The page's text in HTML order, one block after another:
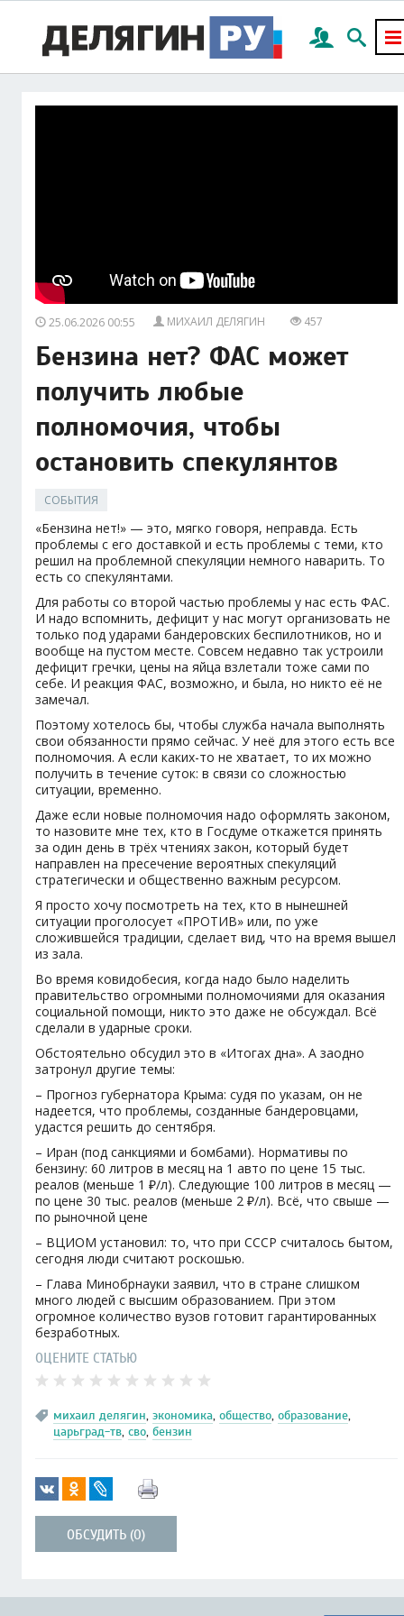
25.06.2026 00:55 МИХАИЛ ДЕЛЯГИН 457
Бензина нет? ФАС может
получить любые
полномочия, чтобы
остановить спекулянтов
СОБЫТИЯ
«Бензина нет!» — это, мягко говоря, неправда. Есть
проблемы с его доставкой и есть проблемы с теми, кто
решил на проблемной спекуляции немного наварить. То
есть со спекулянтами.
Для работы со второй частью проблемы у нас есть ФАС.
И надо вспомнить, дефицит у нас могут организовать не
только под ударами бандеровских беспилотников, но и
вообще на пустом месте. Совсем недавно так устроили
дефицит гречки, цены на яйца взлетали тоже сами по
себе. И реакция ФАС, возможно, и была, но никто её не
замечал.
Поэтому хотелось бы, чтобы служба начала выполнять
свои обязанности прямо сейчас. У неё для этого есть все
полномочия. А если каких-то не хватает, то их можно
получить в течение суток: в связи со сложностью
ситуации, временно.
Даже если новые полномочия надо оформлять законом,
то назовите мне тех, кто в Госдуме откажется принять
за один день в трёх чтениях закон, который будет
направлен на пресечение вероятных спекуляций
стратегически и общественно важным ресурсом.
Я просто хочу посмотреть на тех, кто в нынешней
ситуации проголосует «ПРОТИВ» или, по уже
сложившейся традиции, сделает вид, что на время вышел
из зала.
Во время ковидобесия, когда надо было наделить
правительство огромными полномочиями для оказания
социальной помощи, никто это даже не обсуждал. Всё
сделали в ударные сроки.
Обстоятельно обсудил это в «Итогах дна». А заодно
затронул другие темы:
– Прогноз губернатора Крыма: судя по указам, он не
надеется, что проблемы, созданные бандеровцами,
удастся решить до сентября.
– Иран (под санкциями и бомбами). Нормативы по
бензину: 60 литров в месяц на 1 авто по цене 15 тыс.
реалов (меньше 1 ₽/л). Следующие 100 литров в месяц —
по цене 30 тыс. реалов (меньше 2 ₽/л). Всё, что свыше —
по рыночной цене
– ВЦИОМ установил: то, что при СССР считалось бытом,
сегодня люди считают роскошью.
– Глава Минобрнауки заявил, что в стране слишком
много людей с высшим образованием. При этом
огромное количество вузов готовит гарантированных
безработных.
ОЦЕНИТЕ СТАТЬЮ
михаил делягин, экономика, общество, образование,
царьград-тв, сво, бензин
ОБСУДИТЬ (0)